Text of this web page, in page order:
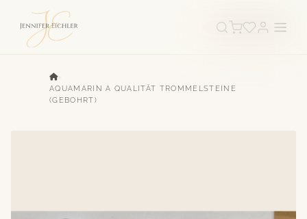
›
AQUAMARIN A QUALITÄT TROMMELSTEINE
(GEBOHRT)